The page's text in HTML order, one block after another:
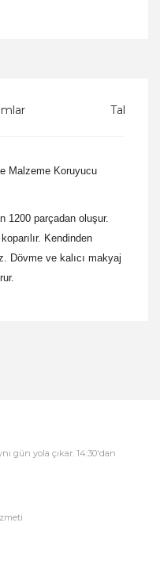
Taksit
Malzeme Koruyucu
1200 parçadan oluşur.
Kendinden
Dövme ve kalıcı makyaj
gün yola çıkar. 14:30'dan